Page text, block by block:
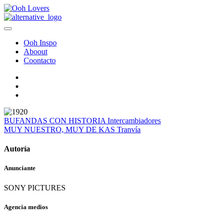
Ooh Inspo
Aboout
Coontacto
BUFANDAS CON HISTORIA Intercambiadores
MUY NUESTRO, MUY DE KAS Tranvía
Autoría
Anunciante
SONY PICTURES
Agencia medios